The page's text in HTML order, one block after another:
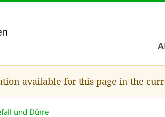
available for this page in the
und Dürre